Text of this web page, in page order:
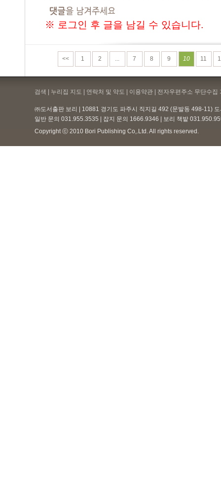
※ 로그인 후 글을 남길 수 있습니다.
<< 1 2 ... 7 8 9 10 11
검색 | 누리집 지도 | 연락처 및 약도 | 이용약관 | 전자우편주소 무단수집
㈜도서출판 보리 | 10881 경기도 파주시 직지길 492 (문발동 498-11)
일반 문의 031.955.3535 | 잡지 문의 1666.9346 | 보리 책밭
Copyright ⓒ 2010 Bori Publishing Co,.Ltd. All rights reserved.